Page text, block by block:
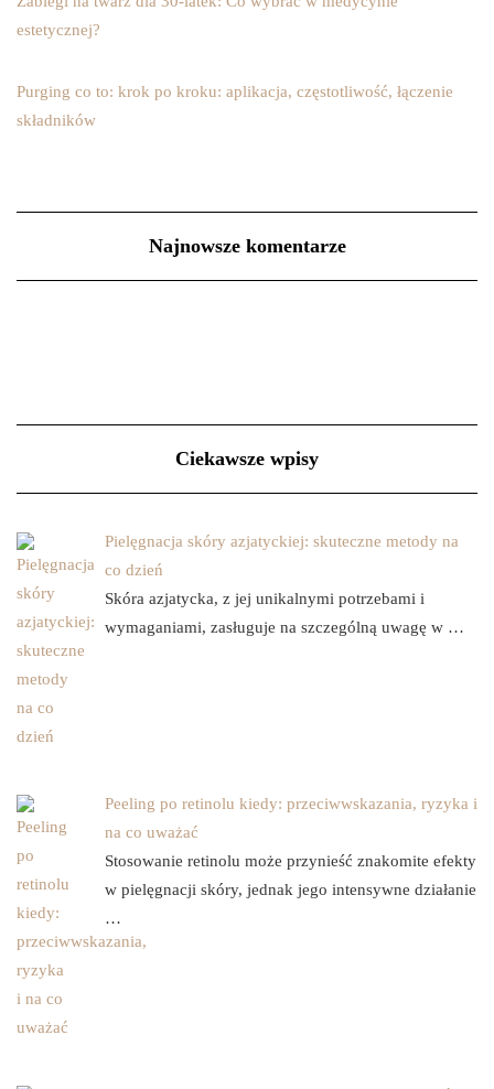
estetycznej?
Purging co to: krok po kroku: aplikacja, częstotliwość, łączenie
składników
Najnowsze komentarze
Ciekawsze wpisy
Pielęgnacja skóry azjatyckiej: skuteczne metody na
co dzień
Skóra azjatycka, z jej unikalnymi potrzebami i
wymaganiami, zasługuje na szczególną uwagę w …
Peeling po retinolu kiedy: przeciwwskazania, ryzyka i
na co uważać
Stosowanie retinolu może przynieść znakomite efekty
w pielęgnacji skóry, jednak jego intensywne działanie
…